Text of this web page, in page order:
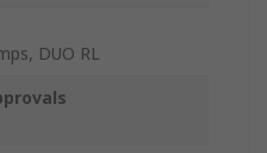
DUO RL